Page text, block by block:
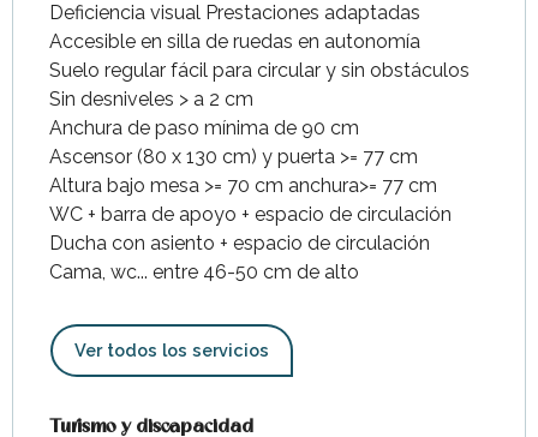
Deficiencia visual Prestaciones adaptadas
Accesible en silla de ruedas en autonomía
Suelo regular fácil para circular y sin obstáculos
Sin desniveles > a 2 cm
Anchura de paso mínima de 90 cm
Ascensor (80 x 130 cm) y puerta >= 77 cm
Altura bajo mesa >= 70 cm anchura>= 77 cm
WC + barra de apoyo + espacio de circulación
Ducha con asiento + espacio de circulación
Cama, wc... entre 46-50 cm de alto
Ver todos los servicios
Turismo y discapacidad
Turismo y discapacidad